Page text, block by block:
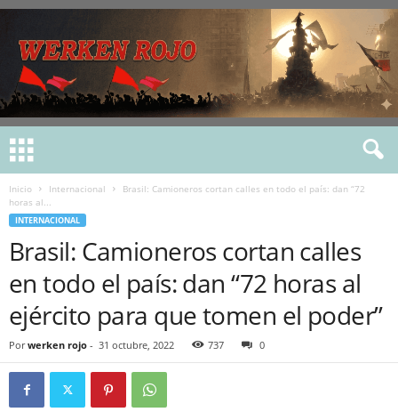
Inicio Internacional
Brasil: Camioneros cortan calles en todo el país: dan “72
horas al...
INTERNACIONAL
Brasil: Camioneros cortan calles
en todo el país: dan “72 horas al
ejército para que tomen el poder”
Por werken rojo - 31 octubre, 2022 737 0